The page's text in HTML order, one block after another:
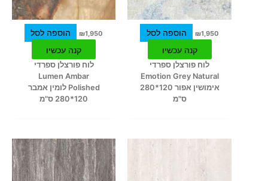
₪1,950
הוספה לסל
קנה עכשיו
לוח פורצלן ספרדי
Emotion Grey Natural
אימושין אפור 120*280
ס"מ
₪1,950
הוספה לסל
קנה עכשיו
לוח פורצלן ספרדי
Lumen Ambar
Polished לומין אמבר
120*280 ס"מ